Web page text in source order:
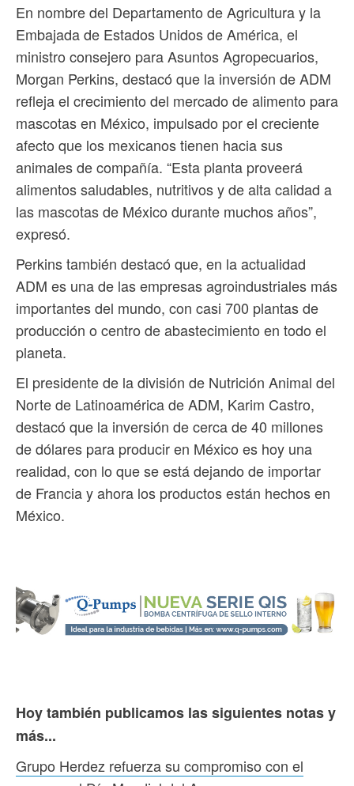
En nombre del Departamento de Agricultura y la
Embajada de Estados Unidos de América, el
ministro consejero para Asuntos Agropecuarios,
Morgan Perkins, destacó que la inversión de ADM
refleja el crecimiento del mercado de alimento para
mascotas en México, impulsado por el creciente
afecto que los mexicanos tienen hacia sus
animales de compañía. “Esta planta proveerá
alimentos saludables, nutritivos y de alta calidad a
las mascotas de México durante muchos años”,
expresó.
Perkins también destacó que, en la actualidad
ADM es una de las empresas agroindustriales más
importantes del mundo, con casi 700 plantas de
producción o centro de abastecimiento en todo el
planeta.
El presidente de la división de Nutrición Animal del
Norte de Latinoamérica de ADM, Karim Castro,
destacó que la inversión de cerca de 40 millones
de dólares para producir en México es hoy una
realidad, con lo que se está dejando de importar
de Francia y ahora los productos están hechos en
México.
Hoy también publicamos las siguientes notas y
más...
Grupo Herdez refuerza su compromiso con el